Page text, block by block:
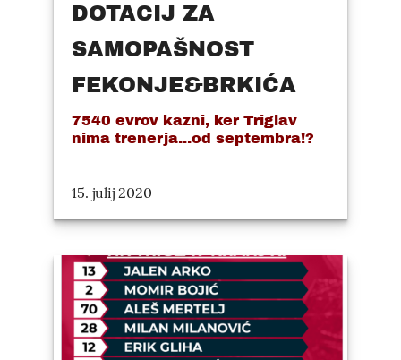
DOTACIJ ZA
SAMOPAŠNOST
FEKONJE&BRKIĆA
7540 evrov kazni, ker Triglav
nima trenerja...od septembra!?
15. julij 2020